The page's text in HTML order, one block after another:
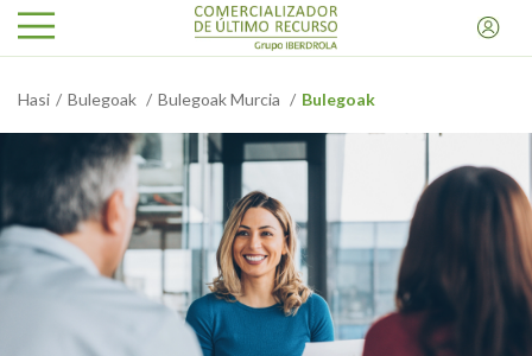
Hasi Bulegoak Bulegoak Murcia Bulegoak